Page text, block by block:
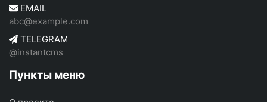
EMAIL
abc@example.com
TELEGRAM
@instantcms
Пункты меню